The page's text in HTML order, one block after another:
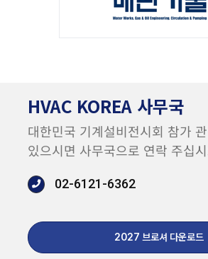
HVAC KOREA 사무국
대한민국 기계설비전시회 참가
있으시면 사무국으로 연락 주십
02-6121-6362
2027 브로셔 다운로드